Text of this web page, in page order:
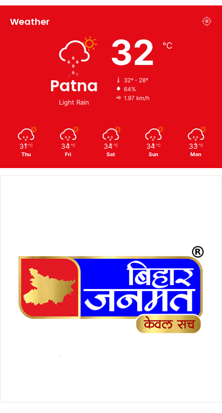
Weather
Patna
Light Rain
32 ℃
32º - 28º
64%
1.97 km/h
31 ℃
Thu
34 ℃
Fri
34 ℃
Sat
34 ℃
Sun
33 ℃
Mon